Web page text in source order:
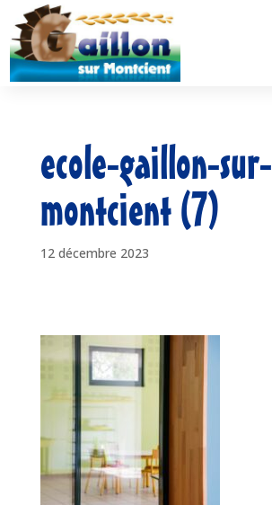
ecole-gaillon-sur-
montcient (7)
12 décembre 2023